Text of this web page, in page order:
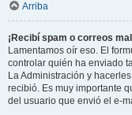
Arriba
¡Recibí spam o correos
Lamentamos oír eso. El
controlar quién ha enviado
La Administración y
recibió. Es muy importante
del usuario que envió el e-